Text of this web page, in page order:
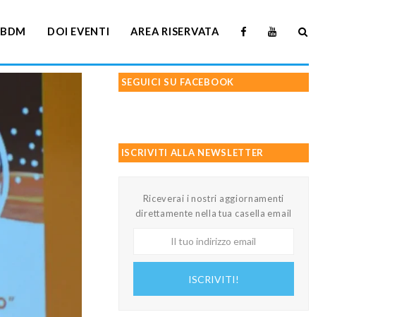
BDM DOI EVENTI AREA RISERVATA
SEGUICI SU FACEBOOK
ISCRIVITI ALLA NEWSLETTER
Riceverai i nostri aggiornamenti
direttamente nella tua casella email
ISCRIVITI!